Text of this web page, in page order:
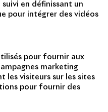
en définissant un
pour intégrer des vidéos
pour fournir aux
marketing
les visiteurs sur les sites
pour fournir des